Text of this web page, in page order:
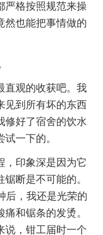
严格按照规范来操
然也能把事情做的
直观的收获吧。我
见到所有坏的东西
修好了宿舍的饮水
一下的。
，印象深是因为它
断是不可能的。
后，我还是光荣的
和锯条的发烫。
说，钳工届时一个